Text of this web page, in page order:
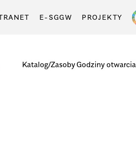
E-SGGW PROJEKTY
Katalog/ZasobyGodziny otwarcia